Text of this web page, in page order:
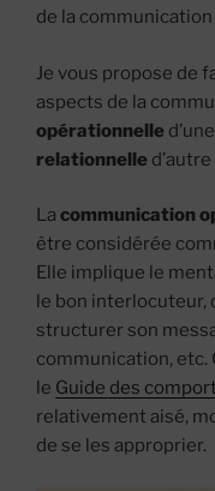
de la communication
Je vous propose de
aspects de la
opérationnelle
relationnelle
La communication
être considérée
Elle implique le
le bon interlocuteur,
structurer son
communication, etc.
le Guide des
relativement aisé,
de se les approprier.